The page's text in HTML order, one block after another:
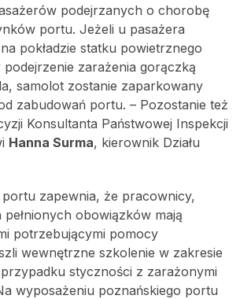
podejrzanych o chorobę
portu. Jeżeli u pasażera
pokładzie statku powietrznego
zarażenia gorączką
samolot zostanie zaparkowany
zabudowań portu. – Pozostanie też
Konsultanta Państwowej Inspekcji
Hanna Surma, kierownik Działu
zapewnia, że pracownicy,
obowiązków mają
potrzebującymi pomocy
wewnętrzne szkolenie w zakresie
styczności z zarażonymi
wyposażeniu poznańskiego portu